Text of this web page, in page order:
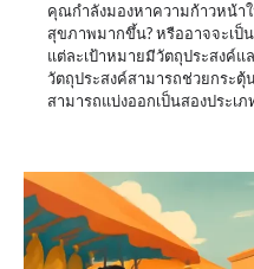
คุณกำลังมองหาความก้าวหน้า
สุขภาพมากขึ้น? หรืออาจจะเป็
แต่ละเป้าหมายมีวัตถุประสงค์แ
วัตถุประสงค์สามารถช่วยกระตุ้
สามารถแบ่งออกเป็นสองประเ